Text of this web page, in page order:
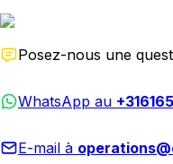
Posez-nous une
WhatsApp au
E-mail à